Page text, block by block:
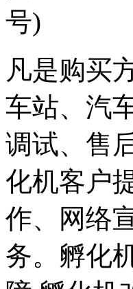
号)
凡是购买
车站、汽
调试、售
化机客户
作、网络
务。孵化